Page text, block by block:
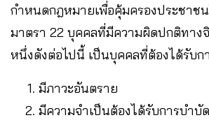
กำหนดกฎหมายเพื่อคุ้มครองประชาช
มาตรา 22 บุคคลที่มีความผิดปกติทาง
หนึ่งดังต่อไปนี้ เป็นบุคคลที่ต้องได้รับก
มีภาวะอันตราย
มีความจำเป็นต้องได้รับการบำบั